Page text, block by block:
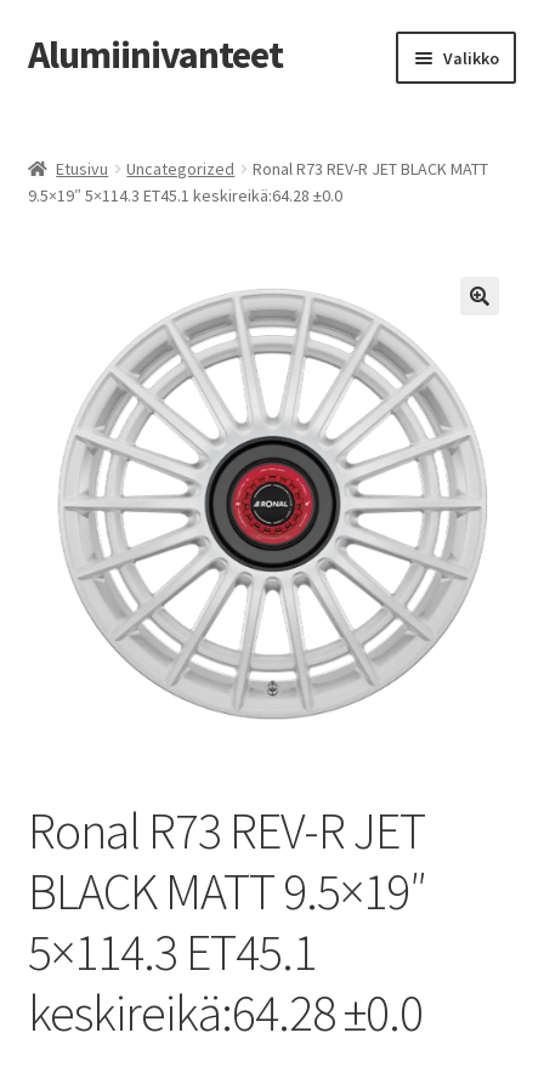
Siirry
navigointiin
Siirry
sisältöön
Alumiinivanteet Valikko
Kauppa
Vanteiden osto-opas
Auton renkaat
Yhteystiedot
Etusivu Uncategorized
Ronal R73 REV-R JET BLACK MATT
9.5×19″ 5×114.3 ET45.1 keskireikä:64.28 ±0.0
Ronal R73 REV-R JET
BLACK MATT 9.5×19″
5×114.3 ET45.1
keskireikä:64.28 ±0.0